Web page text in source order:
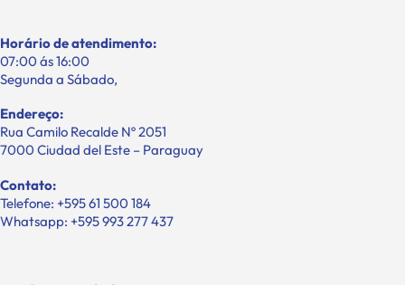
Horário de atendimento:
07:00 ás 16:00
Segunda a Sábado,
Endereço:
Rua Camilo Recalde Nº 2051
7000 Ciudad del Este – Paraguay
Contato:
Telefone: +595 61 500 184
Whatsapp: +595 993 277 437